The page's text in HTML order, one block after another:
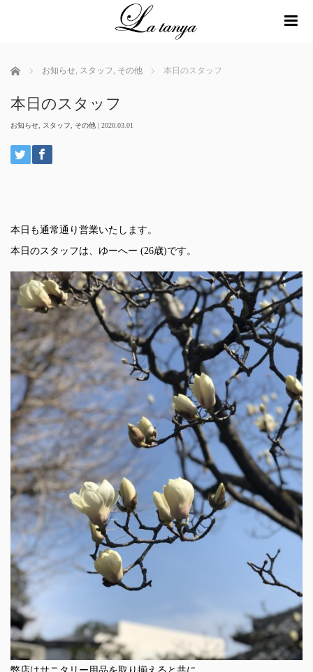
ホーム お知らせ, スタッフ, その他 本日のスタッフ
本日のスタッフ
お知らせ スタッフ その他 | 2020.03.01
本日も通常通り営業いたします。
本日のスタッフは、ゆーへー (26歳)です。